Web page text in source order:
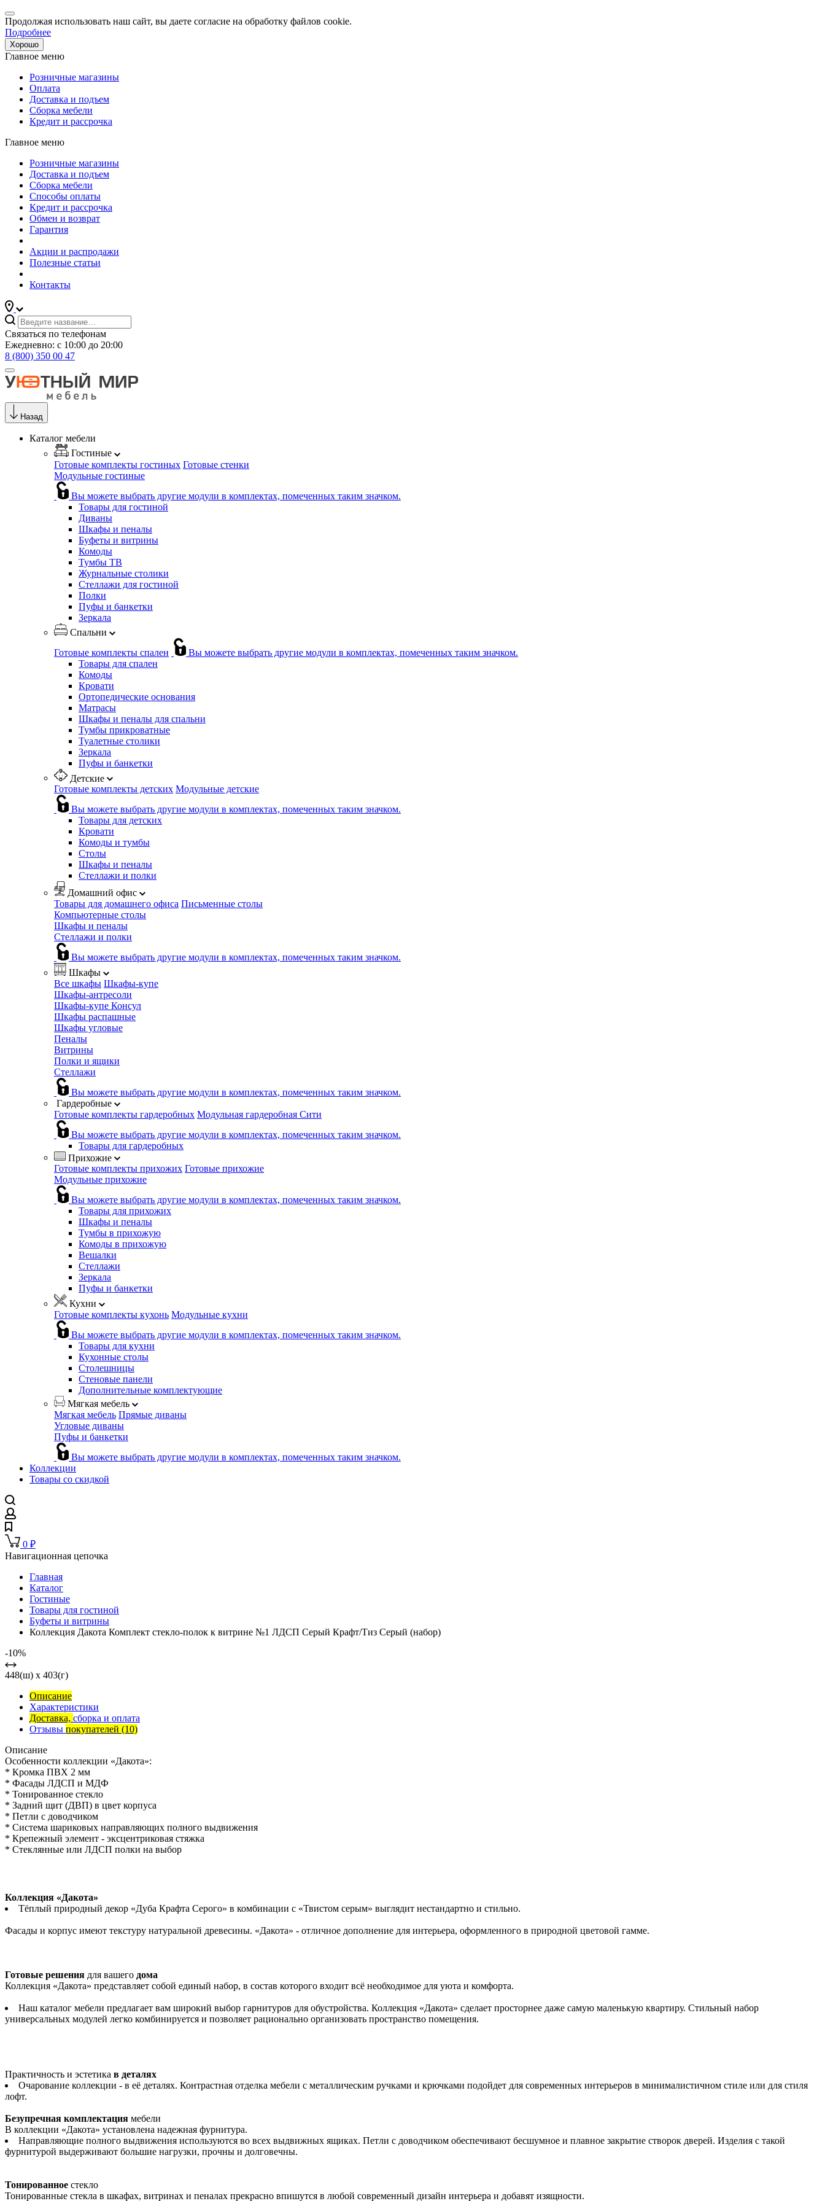
Продолжая использовать наш сайт, вы даете согласие на обработку файлов cookie.
Подробнее
Хорошо
Главное меню
Розничные магазины
Оплата
Доставка и подъем
Сборка мебели
Кредит и рассрочка
Главное меню
Розничные магазины
Доставка и подъем
Сборка мебели
Способы оплаты
Кредит и рассрочка
Обмен и возврат
Гарантия
Акции и распродажи
Полезные статьи
Контакты
Связаться по телефонам
Ежедневно: с 10:00 до 20:00
8 (800) 350 00 47
Назад
Каталог мебели
Гостиные
Готовые комплекты гостиных Готовые стенки
Модульные гостиные
Вы можете выбрать другие модули в комплектах, помеченных таким значком.
Товары для гостиной
Диваны
Шкафы и пеналы
Буфеты и витрины
Комоды
Тумбы ТВ
Журнальные столики
Стеллажи для гостиной
Полки
Пуфы и банкетки
Зеркала
Спальни
Готовые комплекты спален
Вы можете выбрать другие модули в комплектах, помеченных таким значком.
Товары для спален
Комоды
Кровати
Ортопедические основания
Матрасы
Шкафы и пеналы для спальни
Тумбы прикроватные
Туалетные столики
Зеркала
Пуфы и банкетки
Детские
Готовые комплекты детских Модульные детские
Вы можете выбрать другие модули в комплектах, помеченных таким значком.
Товары для детских
Кровати
Комоды и тумбы
Столы
Шкафы и пеналы
Стеллажи и полки
Домашний офис
Товары для домашнего офиса Письменные столы
Компьютерные столы
Шкафы и пеналы
Стеллажи и полки
Вы можете выбрать другие модули в комплектах, помеченных таким значком.
Шкафы
Все шкафы Шкафы-купе
Шкафы-антресоли
Шкафы-купе Консул
Шкафы распашные
Шкафы угловые
Пеналы
Витрины
Полки и ящики
Стеллажи
Вы можете выбрать другие модули в комплектах, помеченных таким значком.
Гардеробные
Готовые комплекты гардеробных Модульная гардеробная Сити
Вы можете выбрать другие модули в комплектах, помеченных таким значком.
Товары для гардеробных
Прихожие
Готовые комплекты прихожих Готовые прихожие
Модульные прихожие
Вы можете выбрать другие модули в комплектах, помеченных таким значком.
Товары для прихожих
Шкафы и пеналы
Тумбы в прихожую
Комоды в прихожую
Вешалки
Стеллажи
Зеркала
Пуфы и банкетки
Кухни
Готовые комплекты кухонь Модульные кухни
Вы можете выбрать другие модули в комплектах, помеченных таким значком.
Товары для кухни
Кухонные столы
Столешницы
Стеновые панели
Дополнительные комплектующие
Мягкая мебель
Мягкая мебель Прямые диваны
Угловые диваны
Пуфы и банкетки
Вы можете выбрать другие модули в комплектах, помеченных таким значком.
Коллекции
Товары со скидкой
0 ₽
Навигационная цепочка
Главная
Каталог
Гостиные
Товары для гостиной
Буфеты и витрины
Коллекция Дакота Комплект стекло-полок к витрине №1 ЛДСП Серый Крафт/Тиз Серый (набор)
-10%
448(ш) x 403(г)
Описание
Характеристики
Доставка, сборка и оплата
Отзывы покупателей (10)
Описание
Особенности коллекции «Дакота»:
* Кромка ПВХ 2 мм
* Фасады ЛДСП и МДФ
* Тонированное стекло
* Задний щит (ДВП) в цвет корпуса
* Петли с доводчиком
* Система шариковых направляющих полного выдвижения
* Крепежный элемент - эксцентриковая стяжка
* Стеклянные или ЛДСП полки на выбор
Коллекция «Дакота»
Тёплый природный декор «Дуба Крафта Серого» в комбинации с «Твистом серым» выглядит нестандартно и стильно.
Фасады и корпус имеют текстуру натуральной древесины. «Дакота» - отличное дополнение для интерьера, оформленного в природной цветовой гамме.
Готовые решения для вашего дома
Коллекция «Дакота» представляет собой единый набор, в состав которого входит всё необходимое для уюта и комфорта.
Наш каталог мебели предлагает вам широкий выбор гарнитуров для обустройства. Коллекция «Дакота» сделает просторнее даже самую маленькую квартиру. Стильный набор
универсальных модулей легко комбинируется и позволяет рационально организовать пространство помещения.
Практичность и эстетика в деталях
Очарование коллекции - в её деталях. Контрастная отделка мебели с металлическим ручками и крючками подойдет для современных интерьеров в минималистичном стиле или для стиля
лофт.
Безупречная комплектация мебели
В коллекции «Дакота» установлена надежная фурнитура.
Направляющие полного выдвижения используются во всех выдвижных ящиках. Петли с доводчиком обеспечивают бесшумное и плавное закрытие створок дверей. Изделия с такой
фурнитурой выдерживают большие нагрузки, прочны и долговечны.
Тонированное стекло
Тонированные стекла в шкафах, витринах и пеналах прекрасно впишутся в любой современный дизайн интерьера и добавят изящности.